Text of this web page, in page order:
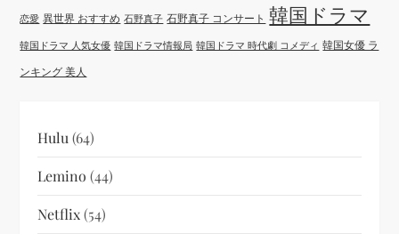
恋愛 異世界 おすすめ 石野真子 石野真子 コンサート 韓国ドラマ
韓国ドラマ 人気女優 韓国ドラマ情報局 韓国ドラマ 時代劇 コメディ 韓国女優 ラ
ンキング 美人
Hulu (64)
Lemino (44)
Netflix(54)